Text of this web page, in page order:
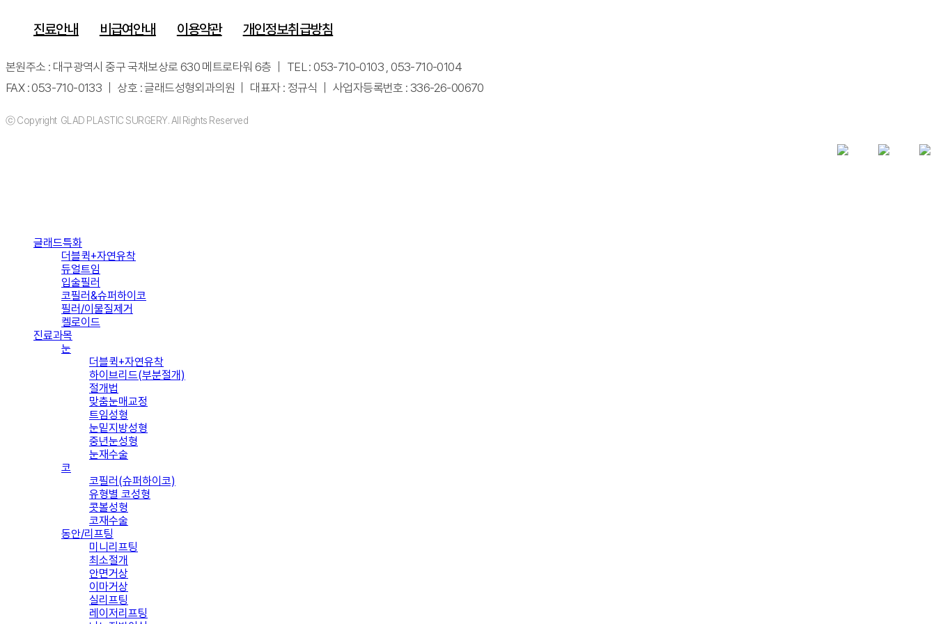
진료안내 비급여안내 이용약관 개인정보취급방침
본원주소 : 대구광역시 중구 국채보상로 630 메트로타워 6층 ｜ TEL : 053-710-0103 , 053-710-0104
FAX : 053-710-0133 ｜ 상호 : 글래드성형외과의원 ｜ 대표자 : 정규식 ｜ 사업자등록번호 : 336-26-00670
ⓒ Copyright GLAD PLASTIC SURGERY. All Rights Reserved
글래드특화
더블퀵+자연유착
듀얼트임
입술필러
코필러&슈퍼하이코
필러/이물질제거
켈로이드
진료과목
눈
더블퀵+자연유착
하이브리드(부분절개)
절개법
맞춤눈매교정
트임성형
눈밑지방성형
중년눈성형
눈재수술
코
코필러(슈퍼하이코)
유형별 코성형
콧볼성형
코재수술
동안/리프팅
미니리프팅
최소절개
안면거상
이마거상
실리프팅
레이저리프팅